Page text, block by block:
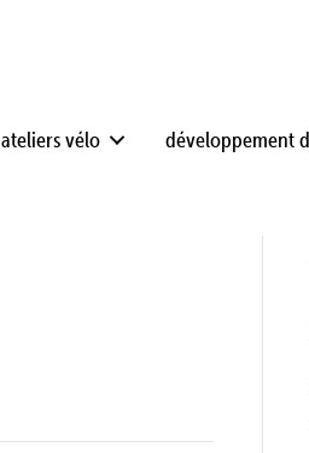
ateliers vélo développement